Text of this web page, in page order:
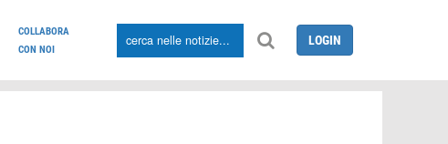
COLLABORA
CON NOI
LOGIN